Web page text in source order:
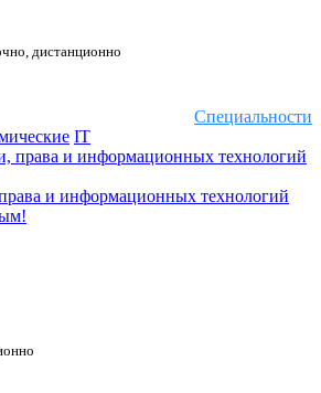
дистанционно
Специальности
IT
и информационных технологий